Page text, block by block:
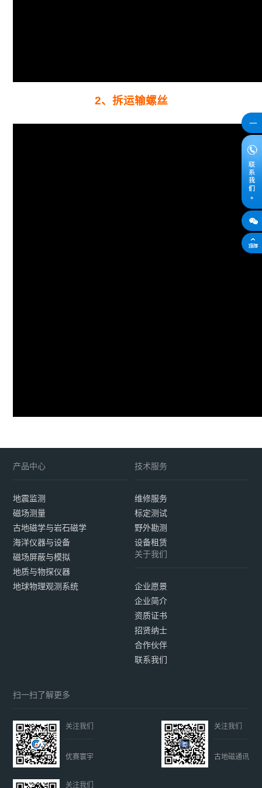
2、拆运输螺丝
产品中心
地震监测
磁场测量
古地磁学与岩石磁学
海洋仪器与设备
磁场屏蔽与模拟
地质与物探仪器
地球物理观测系统
技术服务
维修服务
标定测试
野外勘测
设备租赁
关于我们
企业愿景
企业简介
资质证书
招贤纳士
合作伙伴
联系我们
扫一扫了解更多
关注我们
优赛寰宇
关注我们
古地磁通讯
关注我们